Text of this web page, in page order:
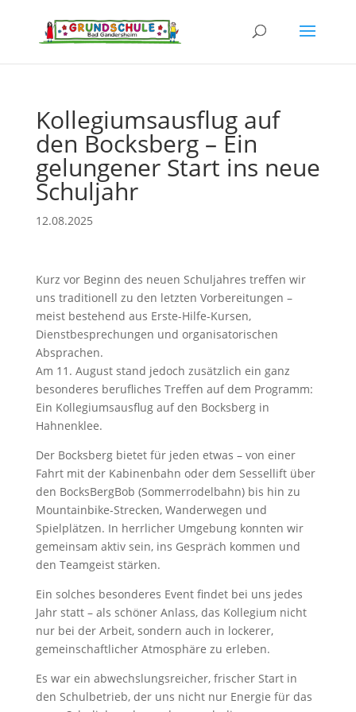
Kollegiumsausflug auf
den Bocksberg – Ein
gelungener Start ins neue
Schuljahr
12.08.2025
Kurz vor Beginn des neuen Schuljahres treffen wir
uns traditionell zu den letzten Vorbereitungen –
meist bestehend aus Erste-Hilfe-Kursen,
Dienstbesprechungen und organisatorischen
Absprachen.
Am 11. August stand jedoch zusätzlich ein ganz
besonderes berufliches Treffen auf dem Programm:
Ein Kollegiumsausflug auf den Bocksberg in
Hahnenklee.
Der Bocksberg bietet für jeden etwas – von einer
Fahrt mit der Kabinenbahn oder dem Sessellift über
den BocksBergBob (Sommerrodelbahn) bis hin zu
Mountainbike-Strecken, Wanderwegen und
Spielplätzen. In herrlicher Umgebung konnten wir
gemeinsam aktiv sein, ins Gespräch kommen und
den Teamgeist stärken.
Ein solches besonderes Event findet bei uns jedes
Jahr statt – als schöner Anlass, das Kollegium nicht
nur bei der Arbeit, sondern auch in lockerer,
gemeinschaftlicher Atmosphäre zu erleben.
Es war ein abwechslungsreicher, frischer Start in
den Schulbetrieb, der uns nicht nur Energie für das